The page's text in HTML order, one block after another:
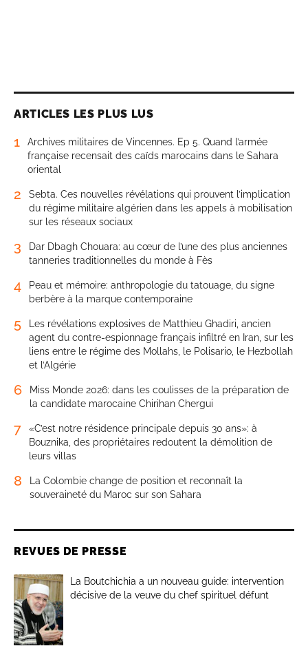
ARTICLES LES PLUS LUS
1
Archives militaires de Vincennes. Ep 5. Quand l’armée
française recensait des caïds marocains dans le Sahara
oriental
2
Sebta. Ces nouvelles révélations qui prouvent l’implication
du régime militaire algérien dans les appels à mobilisation
sur les réseaux sociaux
3
Dar Dbagh Chouara: au cœur de l’une des plus anciennes
tanneries traditionnelles du monde à Fès
4
Peau et mémoire: anthropologie du tatouage, du signe
berbère à la marque contemporaine
5
Les révélations explosives de Matthieu Ghadiri, ancien
agent du contre-espionnage français infiltré en Iran, sur les
liens entre le régime des Mollahs, le Polisario, le Hezbollah
et l’Algérie
6
Miss Monde 2026: dans les coulisses de la préparation de
la candidate marocaine Chirihan Chergui
7
«C’est notre résidence principale depuis 30 ans»: à
Bouznika, des propriétaires redoutent la démolition de
leurs villas
8
La Colombie change de position et reconnaît la
souveraineté du Maroc sur son Sahara
REVUES DE PRESSE
La Boutchichia a un nouveau guide: intervention
décisive de la veuve du chef spirituel défunt